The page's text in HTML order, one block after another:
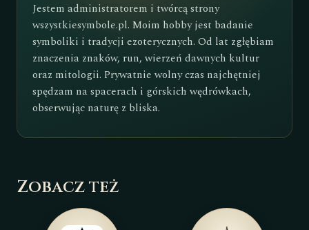
Jestem administratorem i twórcą strony
wszystkiesymbole.pl. Moim hobby jest badanie
symboliki i tradycji ezoterycznych. Od lat zgłębiam
znaczenia znaków, run, wierzeń dawnych kultur
oraz mitologii. Prywatnie wolny czas najchętniej
spędzam na spacerach i górskich wędrówkach,
obserwując naturę z bliska.
Zobacz też